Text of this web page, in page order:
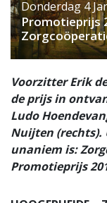
Donderdag 4
Promotieprijs
Voorzitter Erik
de prijs in
Ludo
Nuijten
unaniem is:
Promotieprijs